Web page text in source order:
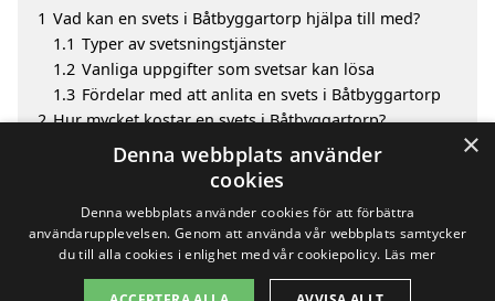
1 Vad kan en svets i Båtbyggartorp hjälpa till med?
1.1 Typer av svetsningstjänster
1.2 Vanliga uppgifter som svetsar kan lösa
1.3 Fördelar med att anlita en svets i Båtbyggartorp
2 Hur mycket kostar en svets i Båtbyggartorp?
Fördelar med att välja svets i Båtbyggartorp
Sök efter en skicklig svets i de omgivande städerna
×
Denna webbplats använder
cookies
Denna webbplats använder cookies för att förbättra
användarupplevelsen. Genom att använda vår webbplats samtycker
du till alla cookies i enlighet med vår cookiepolicy. Läs mer